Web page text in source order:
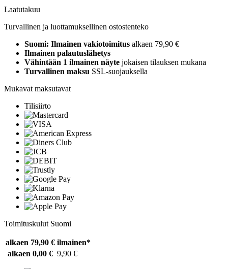
Laatutakuu
Turvallinen ja luottamuksellinen ostostenteko
Suomi: Ilmainen vakiotoimitus alkaen 79,90 €
Ilmainen palautuslähetys
Vähintään 1 ilmainen näyte jokaisen tilauksen mukana
Turvallinen maksu SSL-suojauksella
Mukavat maksutavat
Tilisiirto
Toimituskulut Suomi
alkaen 79,90 € ilmainen*
alkaen 0,00 € 9,90 €